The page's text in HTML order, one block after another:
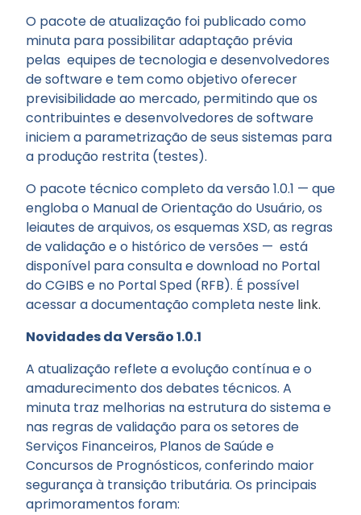
O pacote de atualização foi publicado como
minuta para possibilitar adaptação prévia
pelas equipes de tecnologia e desenvolvedores
de software e tem como objetivo oferecer
previsibilidade ao mercado, permitindo que os
contribuintes e desenvolvedores de software
iniciem a parametrização de seus sistemas para
a produção restrita (testes).
O pacote técnico completo da versão 1.0.1 — que
engloba o Manual de Orientação do Usuário, os
leiautes de arquivos, os esquemas XSD, as regras
de validação e o histórico de versões — está
disponível para consulta e download no Portal
do CGIBS e no Portal Sped (RFB). É possível
acessar a documentação completa neste link.
Novidades da Versão 1.0.1
A atualização reflete a evolução contínua e o
amadurecimento dos debates técnicos. A
minuta traz melhorias na estrutura do sistema e
nas regras de validação para os setores de
Serviços Financeiros, Planos de Saúde e
Concursos de Prognósticos, conferindo maior
segurança à transição tributária. Os principais
aprimoramentos foram: